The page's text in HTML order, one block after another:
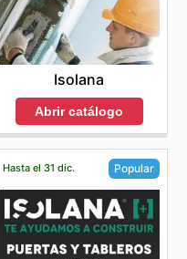
Isolana
Abrir catálogo
Hasta el 31 dic. Popular